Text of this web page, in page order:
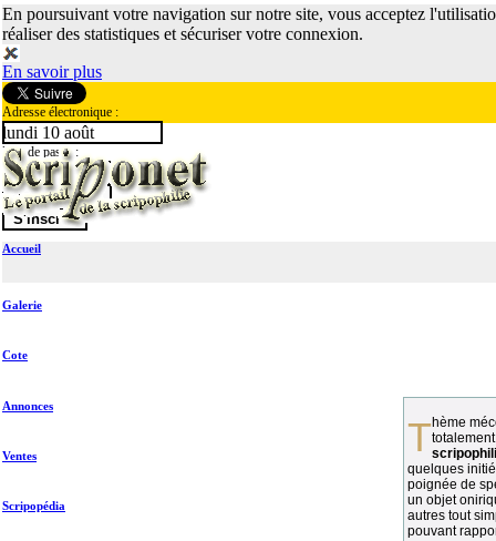
En poursuivant votre navigation sur notre site, vous acceptez
réaliser des statistiques et sécuriser votre connexion.
En savoir plus
Adresse électronique :
Mot de passe :
lundi 10 août
Accueil
Galerie
Cote
Annonces
Ventes
Scripopédia
Thème méconnu des collectionneurs et
quelques
poignée de
un objet
autres tout
pouvant